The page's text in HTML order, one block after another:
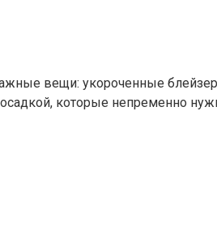
вещи: укороченные
которые непременно